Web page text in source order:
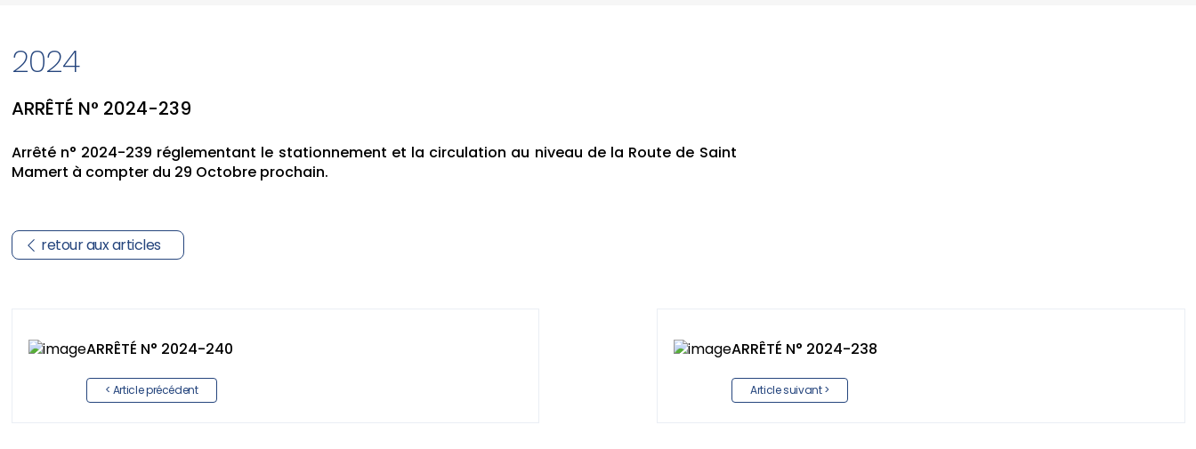
2024
ARRÊTÉ N° 2024-239
Arrêté n° 2024-239 réglementant le stationnement et la circulation au niveau de la Route de Saint
Mamert à compter du 29 Octobre prochain.
retour aux articles
ARRÊTÉ N° 2024-240
< Article précédent
ARRÊTÉ N° 2024-238
Article suivant >